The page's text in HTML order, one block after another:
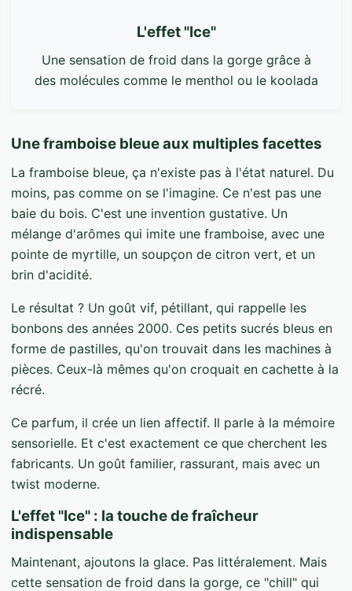
L'effet "Ice"
Une sensation de froid dans la gorge grâce à
des molécules comme le menthol ou le koolada
Une framboise bleue aux multiples facettes
La framboise bleue, ça n'existe pas à l'état naturel. Du
moins, pas comme on se l'imagine. Ce n'est pas une
baie du bois. C'est une invention gustative. Un
mélange d'arômes qui imite une framboise, avec une
pointe de myrtille, un soupçon de citron vert, et un
brin d'acidité.
Le résultat ? Un goût vif, pétillant, qui rappelle les
bonbons des années 2000. Ces petits sucrés bleus en
forme de pastilles, qu'on trouvait dans les machines à
pièces. Ceux-là mêmes qu'on croquait en cachette à la
récré.
Ce parfum, il crée un lien affectif. Il parle à la mémoire
sensorielle. Et c'est exactement ce que cherchent les
fabricants. Un goût familier, rassurant, mais avec un
twist moderne.
L'effet "Ice" : la touche de fraîcheur
indispensable
Maintenant, ajoutons la glace. Pas littéralement. Mais
cette sensation de froid dans la gorge, ce "chill" qui